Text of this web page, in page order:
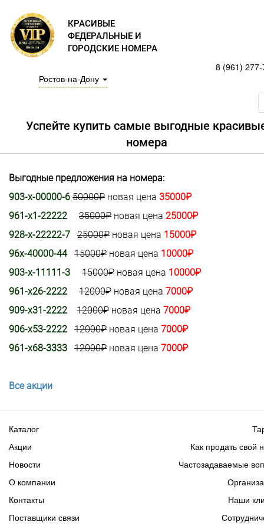
КРАСИВЫЕ
ФЕДЕРАЛЬНЫЕ И
ГОРОДСКИЕ НОМЕРА
Ростов-на-Дону
8 (961)
Успейте купить самые выгодные
номера
Выгодные предложения на номера:
903-х-00000-6 50000₽ новая цена 35000₽
961-х1-22222
35000₽ новая цена 25000₽
928-х-22222-7
25000₽ новая цена 15000₽
96х-40000-44
15000₽ новая цена 10000₽
903-х-11111-3
15000₽ новая цена 10000₽
961-х26-2222 12000₽ новая цена 7000₽
909-х31-2222
12000₽ новая цена 7000₽
906-х53-2222
12000₽ новая цена 7000₽
961-х68-3333 12000₽ новая цена 7000₽
Все акции
Каталог
Акции
Новости
Как продать свой
Частозадаваемые
О компании
Контакты
Поставщики связи
Наши